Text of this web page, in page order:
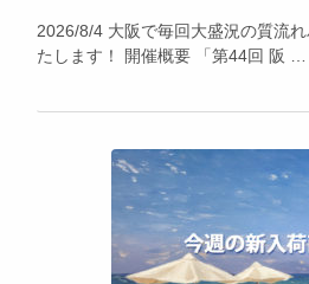
2026/8/4 大阪で毎回大盛況の質流
たします！ 開催概要 「第44回 阪 …